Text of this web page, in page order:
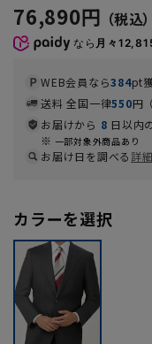
76,890円
なら 月々
WEB会員なら384pt
送料 全国一律550円
お届けから 8 日以内
一部対象外商品あり
お届け日を調べる詳細
カラーを選択